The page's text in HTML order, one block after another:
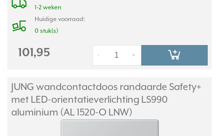
1-2 weken
Huidige voorraad:
0 stuk(s)
101,95 +
-
JUNG wandcontactdoos randaarde Safety+
met LED-orientatieverlichting LS990
aluminium (AL 1520-O LNW)